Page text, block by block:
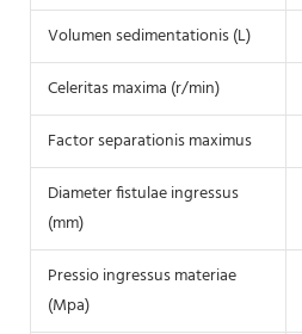
Volumen sedimentationis (L)
Celeritas maxima (r/min)
Factor separationis maximus
Diameter fistulae ingressus
(mm)
Pressio ingressus materiae
(Mpa)